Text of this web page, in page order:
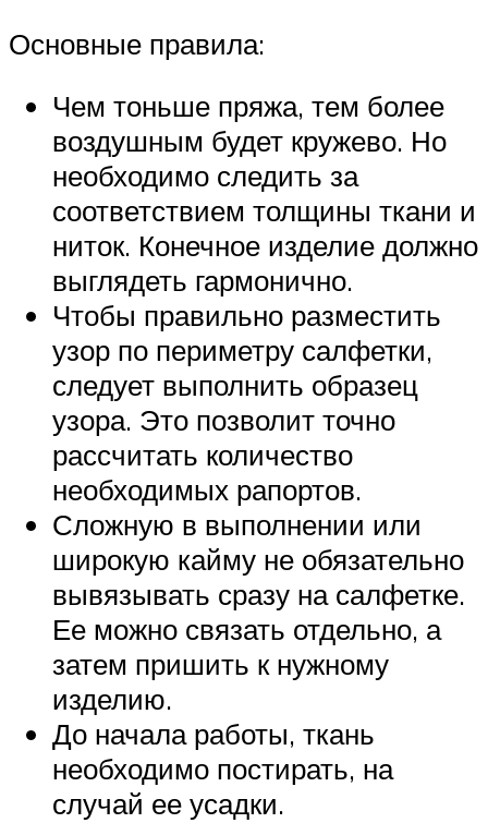
Основные правила:
Чем тоньше пряжа, тем более
воздушным будет кружево. Но
необходимо следить за
соответствием толщины ткани и
ниток. Конечное изделие должно
выглядеть гармонично.
Чтобы правильно разместить
узор по периметру салфетки,
следует выполнить образец
узора. Это позволит точно
рассчитать количество
необходимых рапортов.
Сложную в выполнении или
широкую кайму не обязательно
вывязывать сразу на салфетке.
Ее можно связать отдельно, а
затем пришить к нужному
изделию.
До начала работы, ткань
необходимо постирать, на
случай ее усадки.